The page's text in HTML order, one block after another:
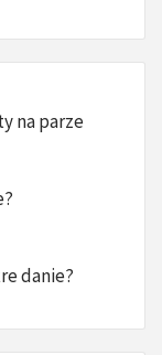
na parze
danie?